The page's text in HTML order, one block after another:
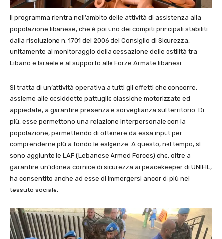
Il programma rientra nell’ambito delle attività di assistenza alla
popolazione libanese, che è poi uno dei compiti principali stabiliti
dalla risoluzione n. 1701 del 2006 del Consiglio di Sicurezza,
unitamente al monitoraggio della cessazione delle ostilità tra
Libano e Israele e al supporto alle Forze Armate libanesi.
Si tratta di un’attività operativa a tutti gli effetti che concorre,
assieme alle cosiddette pattuglie classiche motorizzate ed
appiedate, a garantire presenza e sorveglianza sul territorio. Di
più, esse permettono una relazione interpersonale con la
popolazione, permettendo di ottenere da essa input per
comprenderne più a fondo le esigenze. A questo, nel tempo, si
sono aggiunte le LAF (Lebanese Armed Forces) che, oltre a
garantire un’idonea cornice di sicurezza ai peacekeeper di UNIFIL,
ha consentito anche ad esse di immergersi ancor di più nel
tessuto sociale.